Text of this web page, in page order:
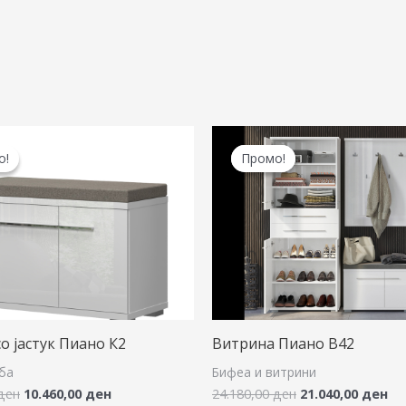
јастук Пиано К2
12.028,00 ден.
10.460,00 ден
10.460,00 ден.
Промо!
Промо!
Витрина Пиано В42
Бифеа и витрини
24.180,00ден
price
was:
24.180,00 ден.
21.040,00 ден
is: